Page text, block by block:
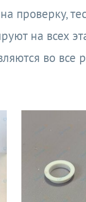
проверку,
на всех
во все